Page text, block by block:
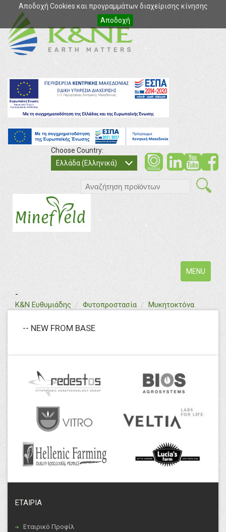
Αποδοχή Cookies και προγραμμάτων διαχείρισης κίνησης
Αποδοχή
Choose Country:
Ελλάδα (Ελληνικά)
Toggle
navigation
MENU
-
Κ&Ν Ευθυμιάδης textΦυτοπροστασία Μυκητοκτόνα
-- NEW FROM BASE
ΕΤΑΙΡΙΑ
Εταιρικό Προφίλ